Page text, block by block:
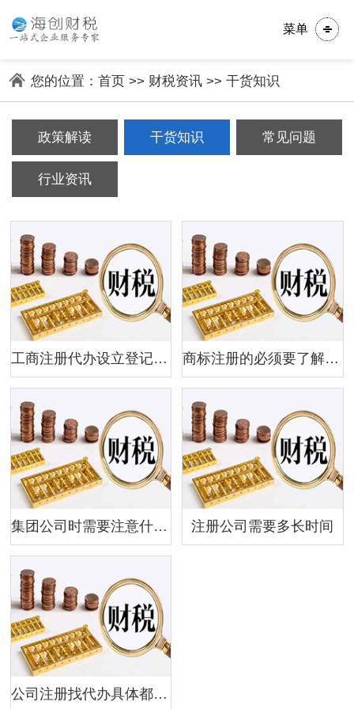
菜单
您的位置： 首页>> 财税资讯>> 干货知识
政策解读 干货知识 常见问题
行业资讯
工商注册代办设立登记应提交的文件 商标注册的必须要了解的东西
集团公司时需要注意什么? 注册公司需要多长时间
公司注册找代办具体都有哪些优势呢？